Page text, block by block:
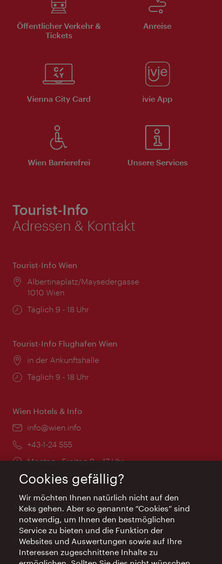
Öffentlicher Verkehr &
Tickets
Anreise
Vienna City Card ivie App
Wien Barrierefrei Unsere Services
Tourist-Info
Adressen & Kontakt
Tourist-Info Wien
Ort:
Albertinaplatz/Maysedergasse
1010 Wien
Öffnungszeiten:
Täglich 9 - 18 Uhr
Tourist-Info Flughafen Wien
Ort:
in der Ankunftshalle
Öffnungszeiten:
Täglich 9 - 18 Uhr
Wien Hotels & Info
Email:
info@wien.info
Telefon:
+43-1-24 555
Öffnungszeiten:
Montag - Freitag 9 – 17 Uhr
Feiertags geschlossen
AI Concierge Wien
Ort:
concierge.wien.info
Öffnungszeiten:
Informationen rund um die Uhr
Cookies gefällig?
Wir möchten Ihnen natürlich nicht auf den
Keks gehen. Aber so genannte “Cookies” sind
notwendig, um Ihnen den bestmöglichen
Service zu bieten und die Funktion der
Websites und Auswertungen sowie auf Ihre
Interessen zugeschnittene Inhalte zu